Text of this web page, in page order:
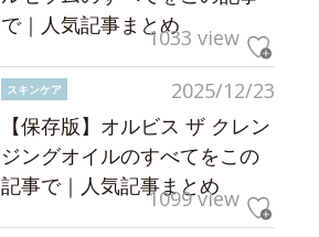
で｜人気記事まとめ1033 view
2025/12/23
スキンケア
【保存版】オルビス ザ クレン
ジングオイルのすべてをこの
記事で｜人気記事まとめ
1099 view